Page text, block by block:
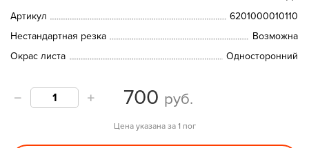
Артикул
6201000010110
Нестандартная резка
Возможна
Окрас листа
Односторонний
700 руб.
Цена указана за 1 пог